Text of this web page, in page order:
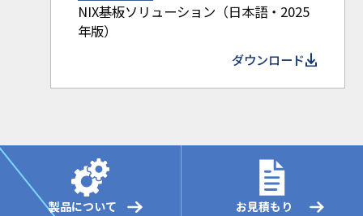
NIX基板ソリューション（日本語・2025
年版）
ダウンロード
製品について お見積もり